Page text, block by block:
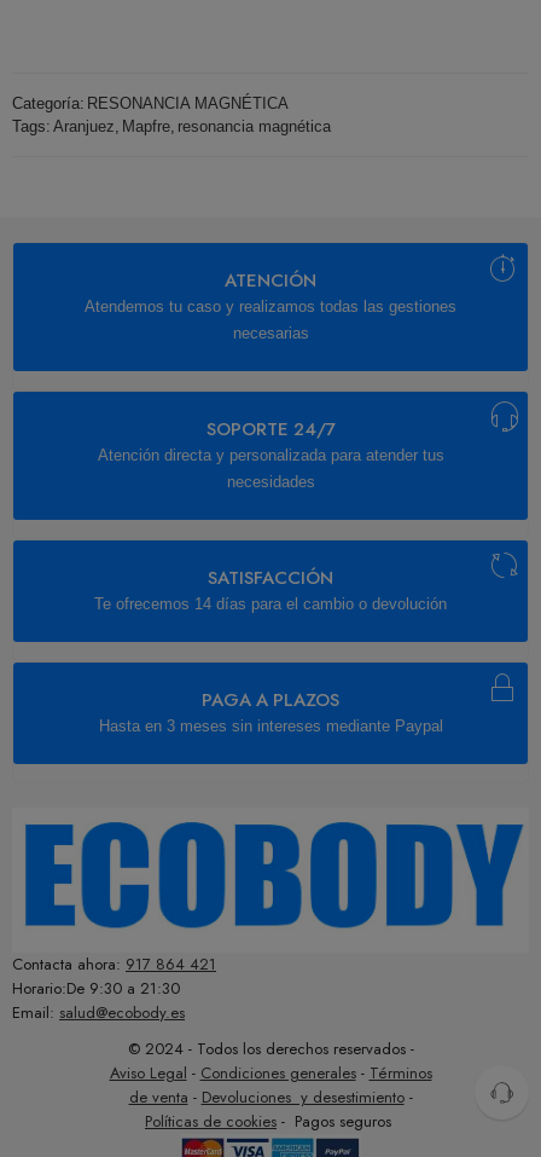
Categoría: RESONANCIA MAGNÉTICA
Tags: Aranjuez Mapfre resonancia magnética
ATENCIÓN
Atendemos tu caso y realizamos todas las gestiones
necesarias
SOPORTE 24/7
Atención directa y personalizada para atender tus
necesidades
SATISFACCIÓN
Te ofrecemos 14 días para el cambio o devolución
PAGA A PLAZOS
Hasta en 3 meses sin intereses mediante Paypal
Contacta ahora: 917 864 421
Horario:De 9:30 a 21:30
Email: salud@ecobody.es
© 2024 - Todos los derechos reservados -
Aviso Legal - Condiciones generales- Términos
de venta - Devoluciones y desestimiento-
Políticas de cookies - Pagos seguros